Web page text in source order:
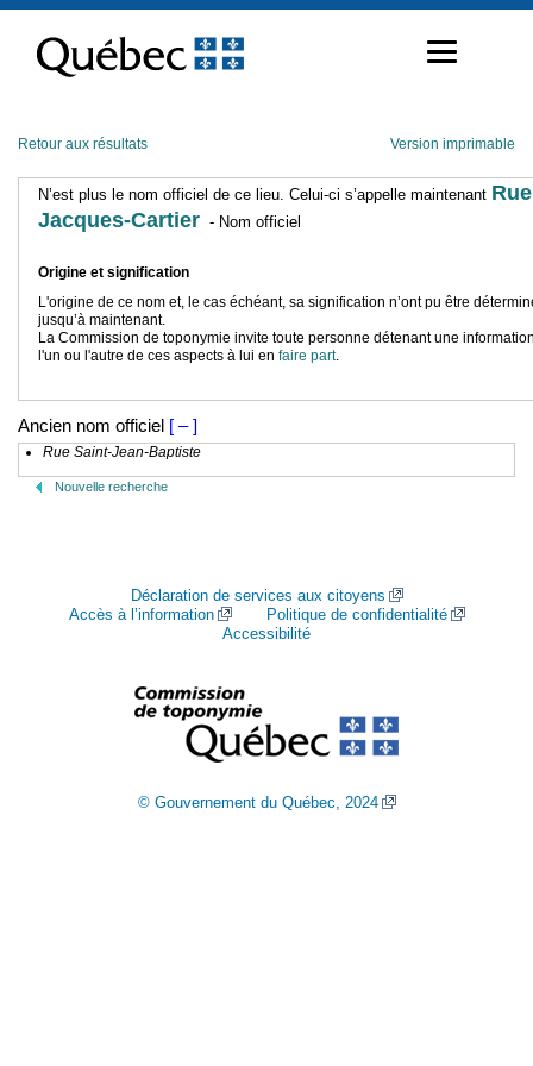
contenu
Retour aux résultats Version imprimable
N’est plus le nom officiel de ce lieu. Celui-ci s’appelle maintenant Rue
Jacques-Cartier - Nom officiel
Origine et signification
L'origine de ce nom et, le cas échéant, sa signification n’ont pu être
jusqu’à maintenant.
La Commission de toponymie invite toute personne détenant une
l'un ou l'autre de ces aspects à lui en faire part.
Ancien nom officiel [ – ]
Rue Saint-Jean-Baptiste
Nouvelle recherche
Déclaration de services aux citoyens
Accès à l’information
Politique de confidentialité
Accessibilité
© Gouvernement du Québec, 2024